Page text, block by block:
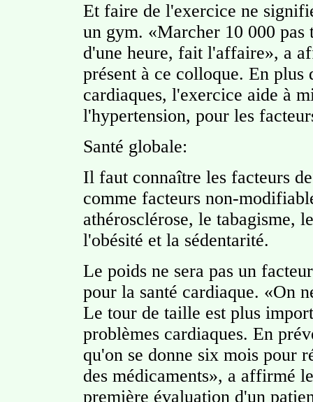
Et faire de l'exercice ne
un gym. «Marcher 10 000 pas
d'une heure, fait l'affaire», a
présent à ce colloque. En plus
cardiaques, l'exercice aide à
l'hypertension, pour les
Santé globale:
Il faut connaître les facteurs
comme facteurs non-
athérosclérose, le tabagisme,
l'obésité et la sédentarité.
Le poids ne sera pas un
pour la santé cardiaque. «On
Le tour de taille est plus
problèmes cardiaques. En
qu'on se donne six mois pour
des médicaments», a affirmé
première évaluation d'un